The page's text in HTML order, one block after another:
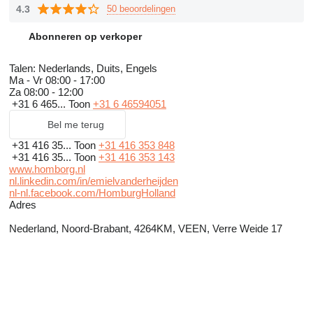
4.3 50 beoordelingen
Abonneren op verkoper
Talen: Nederlands, Duits, Engels
Ma - Vr 08:00 - 17:00
Za 08:00 - 12:00
+31 6 465... Toon +31 6 46594051
Bel me terug
+31 416 35... Toon +31 416 353 848
+31 416 35... Toon +31 416 353 143
www.homborg.nl
nl.linkedin.com/in/emielvanderheijden
nl-nl.facebook.com/HomburgHolland
Adres
Nederland, Noord-Brabant, 4264KM, VEEN, Verre Weide 17